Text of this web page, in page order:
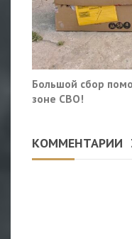
Большой сбор
зоне СВО!
КОММЕНТАРИИ